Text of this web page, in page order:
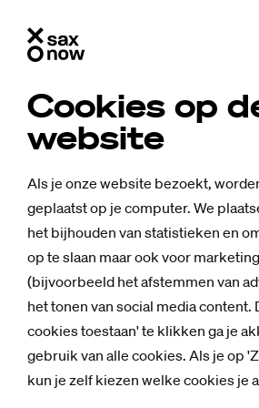
Cookies op
website
Als je onze website bezoekt,
geplaatst op je computer. We
het bijhouden van statistieken en
op te slaan maar ook voor
(bijvoorbeeld het afstemmen van
het tonen van social media content.
cookies toestaan' te klikken ga je
gebruik van alle cookies. Als je op
kun je zelf kiezen welke cookies je
Nieuws